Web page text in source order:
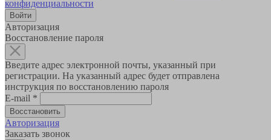
конфиденциальности
Авторизация
Восстановление пароля
Введите адрес электронной почты, указанный при
регистрации. На указанный адрес будет отправлена
инструкция по восстановлению пароля
E-mail *
Авторизация
Заказать звонок